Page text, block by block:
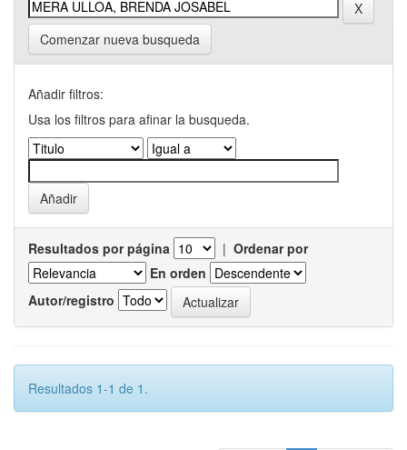
Comenzar nueva busqueda
Añadir filtros:
Usa los filtros para afinar la busqueda.
Resultados por página | Ordenar por
En orden
Autor/registro
Resultados 1-1 de 1.